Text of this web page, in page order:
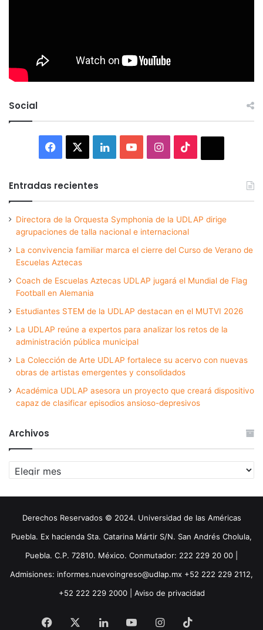
Social
Facebook LinkedInYouTubeInstagram
Entradas recientes
Directora de la Orquesta Symphonia de la UDLAP dirige
agrupaciones de talla nacional e internacional
La convivencia familiar marca el cierre del Curso de Verano de
Escuelas Aztecas
Coach de Escuelas Aztecas UDLAP jugará el Mundial de Flag
Football en Alemania
Estudiantes STEM de la UDLAP destacan en el MUTVI 2026
La UDLAP reúne a expertos para analizar los retos de la
administración pública municipal
La Colección de Arte UDLAP fortalece su acervo con nuevas
obras de artistas emergentes y consolidados
Académica UDLAP asesora un proyecto que creará dispositivo
capaz de clasificar episodios ansioso-depresivos
Archivos
Archivos
Derechos Reservados © 2024. Universidad de las Américas
Puebla. Ex hacienda Sta. Catarina Mártir S/N. San Andrés Cholula,
Puebla. C.P. 72810. México. Conmutador: 222 229 20 00 |
Admisiones: informes.nuevoingreso@udlap.mx +52 222 229 2112,
+52 222 229 2000 | Aviso de privacidad
Facebook LinkedInYouTubeInstagram